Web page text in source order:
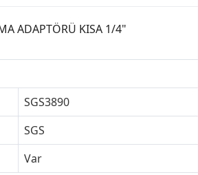
ADAPTÖRÜ KISA 1/4"
SGS3890
SGS
Var